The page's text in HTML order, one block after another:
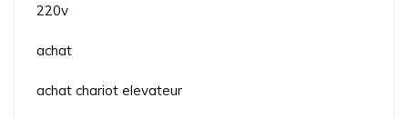
220v
achat
achat chariot elevateur